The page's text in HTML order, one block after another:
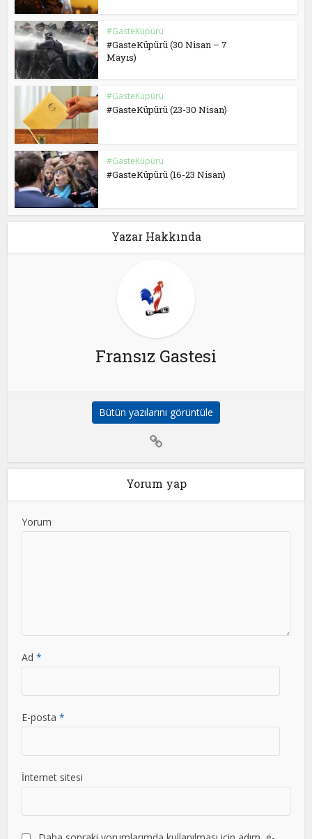
#GasteKüpürü
#GasteKüpürü (30 Nisan – 7
Mayıs)
#GasteKüpürü
#GasteKüpürü (23-30 Nisan)
#GasteKüpürü
#GasteKüpürü (16-23 Nisan)
Yazar Hakkında
Fransız Gastesi
Bütün yazılarını görüntüle
Yorum yap
Yorum
Ad*
E-posta*
İnternet sitesi